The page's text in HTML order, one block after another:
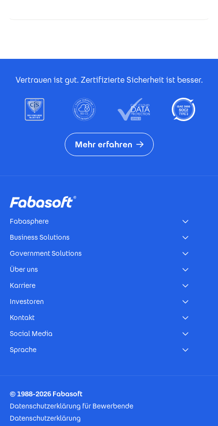
Vertrauen ist gut. Zertifizierte Sicherheit ist besser.
Mehr erfahren
Fabasphere
Business Solutions
Government Solutions
Über uns
Karriere
Investoren
Kontakt
Social Media
Sprache
© 1988-2026 Fabasoft
Datenschutzerklärung für Bewerbende
Datenschutzerklärung